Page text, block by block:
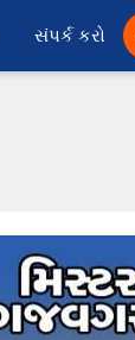
સંપર્ક કરો